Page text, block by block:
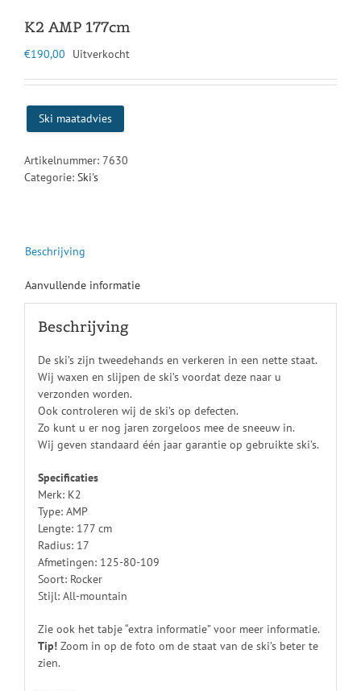
K2 AMP 177cm
€190,00 Uitverkocht
Ski maatadvies
Artikelnummer: 7630
Categorie: Ski's
Beschrijving
Aanvullende informatie
Beschrijving
De ski’s zijn tweedehands en verkeren in een nette staat.
Wij waxen en slijpen de ski’s voordat deze naar u
verzonden worden.
Ook controleren wij de ski’s op defecten.
Zo kunt u er nog jaren zorgeloos mee de sneeuw in.
Wij geven standaard één jaar garantie op gebruikte ski’s.
Specificaties
Merk: K2
Type: AMP
Lengte: 177 cm
Radius: 17
Afmetingen: 125-80-109
Soort: Rocker
Stijl: All-mountain
Zie ook het tabje “extra informatie” voor meer informatie.
Tip!Zoom in op de foto om de staat van de ski’s beter te
zien.